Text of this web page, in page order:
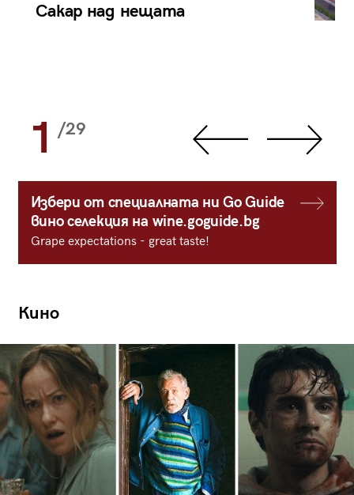
Сакар над нещата
1 /29
Избери от специалната ни Go Guide
вино селекция на wine.goguide.bg
Grape expectations - great taste!
Кино